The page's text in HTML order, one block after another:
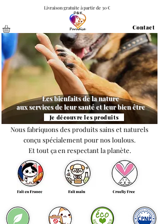
Livraison gratuite à partir de 30 €
Je découvre les produits
Les bienfaits de la nature
aux services de leur santé et leur bien être
Nous fabriquons des produits sains et naturels
conçu spécialement pour nos loulous.
Et tout ça en respectant la planète.
Contact